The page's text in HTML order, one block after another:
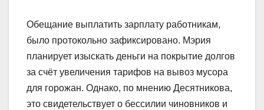
Обещание выплатить зарплату работникам,
было протокольно зафиксировано. Мэрия
планирует изыскать деньги на покрытие долгов
за счёт увеличения тарифов на вывоз мусора
для горожан. Однако, по мнению Десятникова,
это свидетельствует о бессилии чиновников и